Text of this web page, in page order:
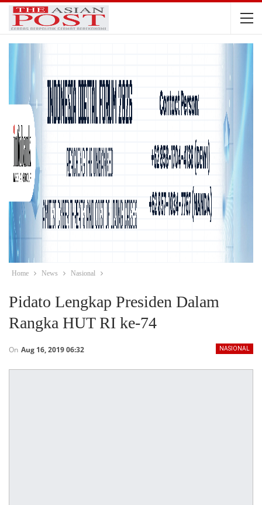
Home News Nasional
Pidato Lengkap Presiden Dalam
Rangka HUT RI ke-74
NASIONAL
On Aug 16, 2019 06:32